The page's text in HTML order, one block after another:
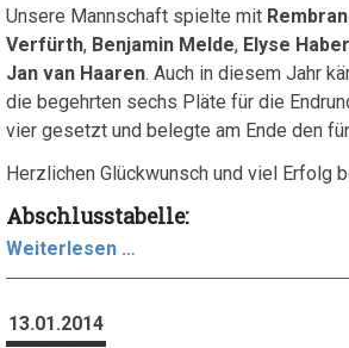
Unsere Mannschaft spielte mit
Verfürth, Benjamin Melde, Elyse
Jan van Haaren. Auch in diesem Jahr
die begehrten sechs Pläte für die
vier gesetzt und belegte am Ende den
Herzlichen Glückwunsch und viel Erfolg
Abschlusstabelle:
Weiterlesen …
Mannschaft
13.01.2014